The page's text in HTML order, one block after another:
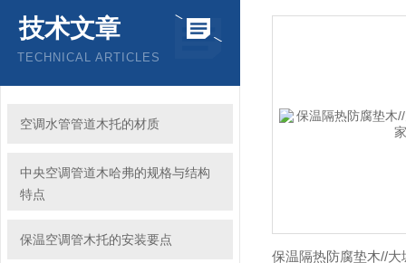
技术文章
TECHNICAL ARTICLES
空调水管管道木托的材质
中央空调管道木哈弗的规格与结构
特点
保温空调管木托的安装要点